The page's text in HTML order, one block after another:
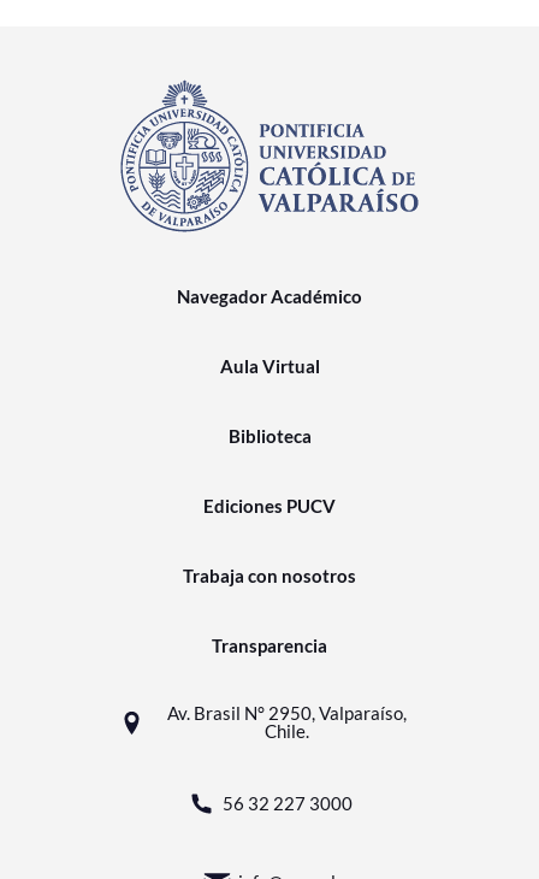
Navegador Académico
Aula Virtual
Biblioteca
Ediciones PUCV
Trabaja con nosotros
Transparencia
Av. Brasil N° 2950, Valparaíso,
Chile.
56 32 227 3000